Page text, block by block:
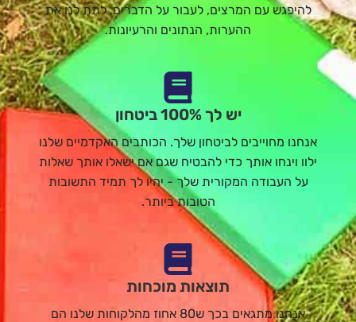
להיפגש עם המרצים, לעבור על הדברים, לתת לנו את
ההערות, הנתונים והרעיונות.
יש לך 100% ביטחון
אנחנו מחוייבים לביטחון שלך. הכותבים האקדמיים שלנו
ילוו וינחו אותך כדי להבטיח שגם אם ישאלו אותך שאלות
על העבודה המקורית שלך - יהיו לך תמיד התשובות
הטובות ביותר.
תוצאות מוכחות
אנחנו מתגאים בכך ש80 אחוז מהלקוחות שלנו הם